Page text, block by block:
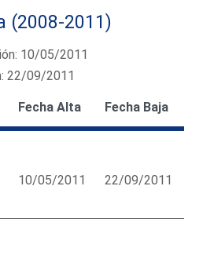
(2008-2011)
10/05/2011
22/09/2011
Fecha Alta Fecha Baja
10/05/2011 22/09/2011